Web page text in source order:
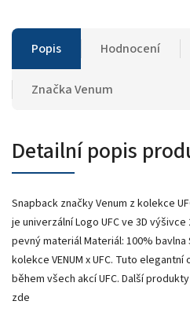
Popis Hodnocení
ZnačkaVenum
Detailní popis
Snapback značky Venum z kolekce
je univerzální Logo UFC ve 3D
pevný materiál Materiál: 100%
kolekce VENUM x UFC. Tuto
během všech akcí UFC. Další
zde